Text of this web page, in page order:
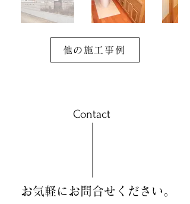
他の施工事例
Contact
お気軽にお問合せください。